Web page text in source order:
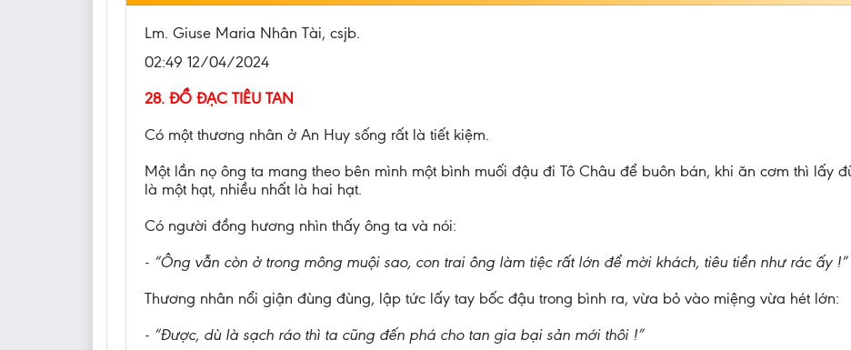
Lm. Giuse Maria Nhân Tài, csjb.
02:49 12/04/2024
28. ĐỒ ĐẠC TIÊU TAN
Có một thương nhân ở An Huy sống rất là tiết kiệm.
Một lần nọ ông ta mang theo bên mình một bình muối đậu đi Tô Châu để buôn bán, khi ăn cơm thì lấy
là một hạt, nhiều nhất là hai hạt.
Có người đồng hương nhìn thấy ông ta và nói:
- “Ông vẫn còn ở trong mông muội sao, con trai ông làm tiệc rất lớn để mời khách, tiêu tiền như rác ấy !”
Thương nhân nổi giận đùng đùng, lập tức lấy tay bốc đậu trong bình ra, vừa bỏ vào miệng vừa hét lớn:
- “Được, dù là sạch ráo thì ta cũng đến phá cho tan gia bại sản mới thôi !”